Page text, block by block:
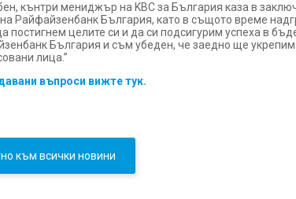
кънтри мениджър на KBC за България каза в
Райфайзенбанк България, като в същото време
постигнем целите си и да си подсигурим успеха в
България и съм убеден, че заедно ще
лица.”
въпроси вижте тук.
към всички новини